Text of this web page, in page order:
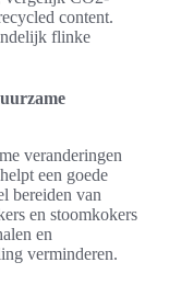
content.
flinke
veranderingen
een goede
bereiden van
en stoomkokers
en
verminderen.